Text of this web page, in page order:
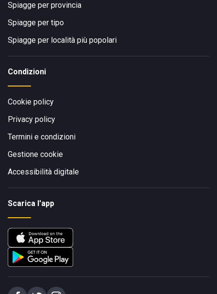
Spiagge per provincia
Spiagge per tipo
Spiagge per località più popolari
Condizioni
Cookie policy
Privacy policy
Termini e condizioni
Gestione cookie
Accessibilità digitale
Scarica l'app